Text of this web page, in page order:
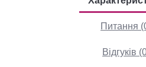
Питання
Відгуків